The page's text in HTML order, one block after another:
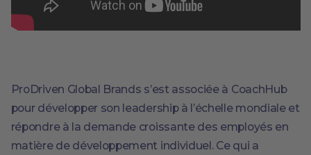
ProDriven Global Brands s’est associée à CoachHub
pour développer son leadership à l’échelle mondiale et
répondre à la demande croissante des employés en
matière de développement individuel. Ce qui a